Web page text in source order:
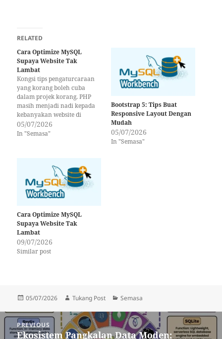
RELATED
Cara Optimize MySQL
Supaya Website Tak
Lambat
Kongsi tips pengaturcaraan
yang korang boleh cuba
dalam projek korang. PHP
masih menjadi nadi kepada
kebanyakan website di
dunia. Tapi ramai yang tak
sedar ada beberapa cara
05/07/2026
In "Semasa"
Bootstrap 5: Tips Buat
Responsive Layout Dengan
Mudah
05/07/2026
In "Semasa"
Cara Optimize MySQL
Supaya Website Tak
Lambat
09/07/2026
Similar post
Posted
05/07/2026 Author
Tukang Post Categories
Semasa
Post
navigation
PREVIOUS
Previous
Ekosistem Pangkalan Data Moden: